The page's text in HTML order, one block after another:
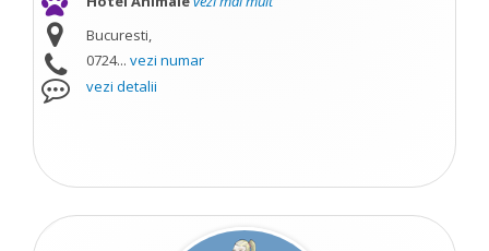
Bucuresti,
0724... vezi numar
vezi detalii